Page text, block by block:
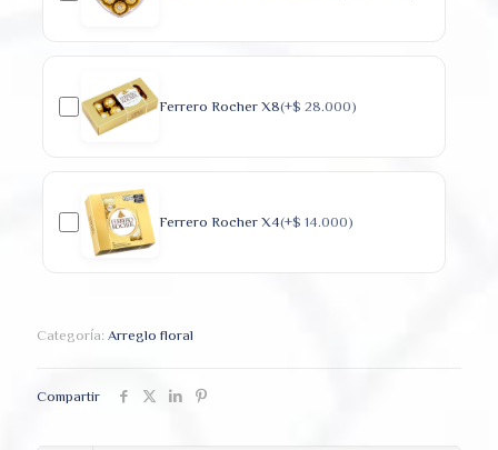
Ferrero Rocher X8(+$ 28.000)
Ferrero Rocher X4(+$ 14.000)
Categoría: Arreglo floral
Compartir